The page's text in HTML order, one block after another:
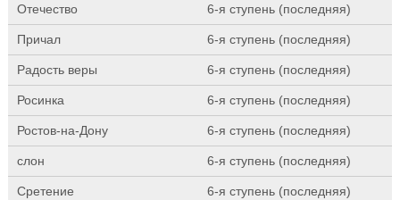
Отечество 6-я ступень (последняя)
Причал 6-я ступень (последняя)
Радость веры 6-я ступень (последняя)
Росинка 6-я ступень (последняя)
Ростов-на-Дону 6-я ступень (последняя)
слон 6-я ступень (последняя)
Сретение 6-я ступень (последняя)